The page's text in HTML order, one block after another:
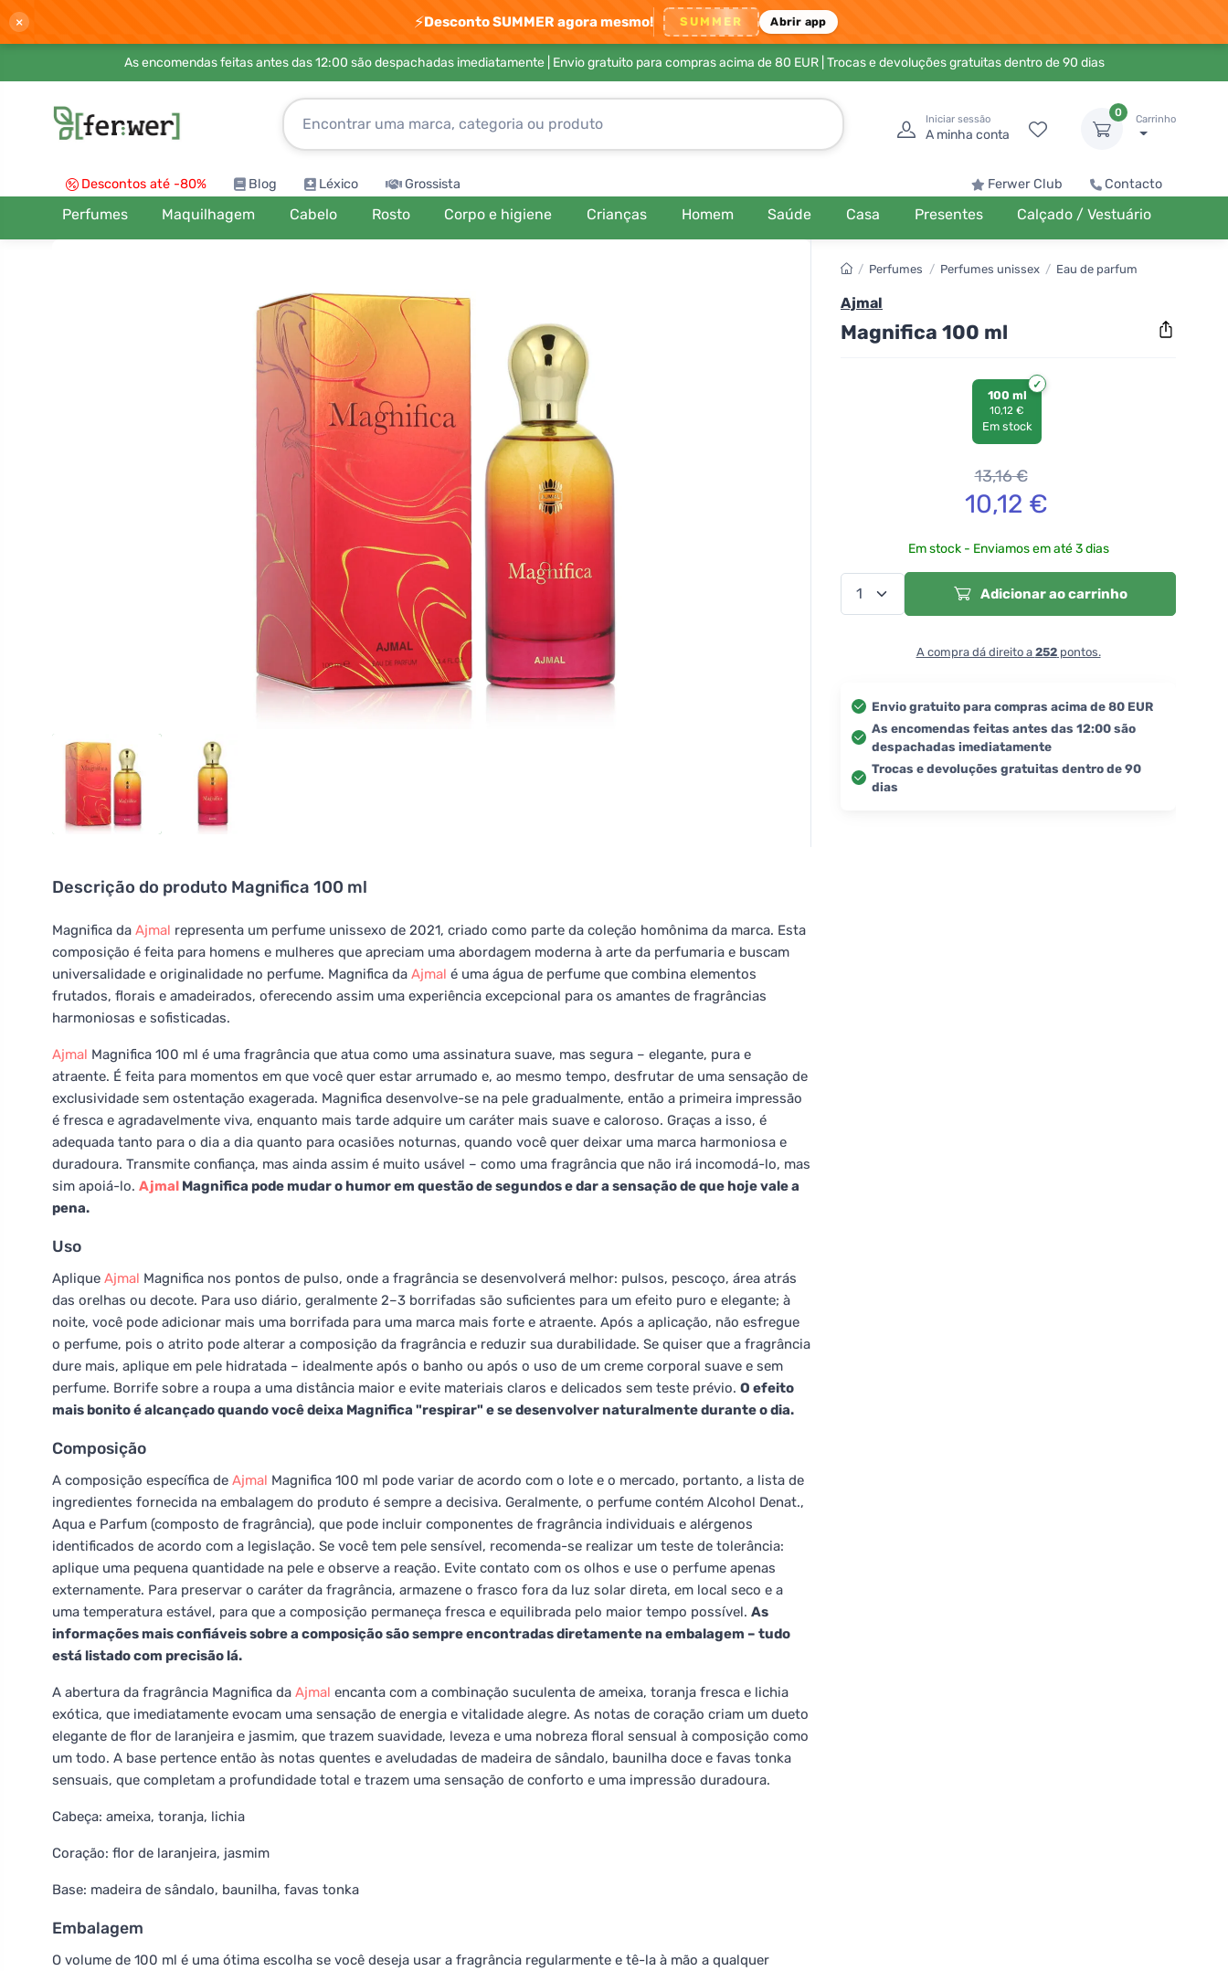
× ⚡Desconto SUMMER agora mesmo! SUMMER Abrir app
As encomendas feitas antes das 12:00 são despachadas imediatamente | Envio gratuito para compras acima de 80 EUR| Trocas e devoluções gratuitas dentro de 90 dias
Iniciar sessão
A minha conta
0
Carrinho
Descontos até -80% Blog Léxico Grossista Ferwer Club Contacto
Perfumes Maquilhagem Cabelo Rosto Corpo e higiene Crianças Homem Saúde Casa Presentes Calçado / Vestuário
Descrição do produto Magnifica 100 ml
Magnifica da Ajmal representa um perfume unissexo de 2021, criado como parte da coleção homônima da marca. Esta
composição é feita para homens e mulheres que apreciam uma abordagem moderna à arte da perfumaria e buscam
universalidade e originalidade no perfume. Magnifica da Ajmal é uma água de perfume que combina elementos
frutados, florais e amadeirados, oferecendo assim uma experiência excepcional para os amantes de fragrâncias
harmoniosas e sofisticadas.
Ajmal Magnifica 100 ml é uma fragrância que atua como uma assinatura suave, mas segura – elegante, pura e
atraente. É feita para momentos em que você quer estar arrumado e, ao mesmo tempo, desfrutar de uma sensação de
exclusividade sem ostentação exagerada. Magnifica desenvolve-se na pele gradualmente, então a primeira impressão
é fresca e agradavelmente viva, enquanto mais tarde adquire um caráter mais suave e caloroso. Graças a isso, é
adequada tanto para o dia a dia quanto para ocasiões noturnas, quando você quer deixar uma marca harmoniosa e
duradoura. Transmite confiança, mas ainda assim é muito usável – como uma fragrância que não irá incomodá-lo, mas
sim apoiá-lo. Ajmal Magnifica pode mudar o humor em questão de segundos e dar a sensação de que hoje vale a
pena.
Uso
Aplique Ajmal Magnifica nos pontos de pulso, onde a fragrância se desenvolverá melhor: pulsos, pescoço, área atrás
das orelhas ou decote. Para uso diário, geralmente 2–3 borrifadas são suficientes para um efeito puro e elegante; à
noite, você pode adicionar mais uma borrifada para uma marca mais forte e atraente. Após a aplicação, não esfregue
o perfume, pois o atrito pode alterar a composição da fragrância e reduzir sua durabilidade. Se quiser que a fragrância
dure mais, aplique em pele hidratada – idealmente após o banho ou após o uso de um creme corporal suave e sem
perfume. Borrife sobre a roupa a uma distância maior e evite materiais claros e delicados sem teste prévio. O efeito
mais bonito é alcançado quando você deixa Magnifica "respirar" e se desenvolver naturalmente durante o dia.
Composição
A composição específica de Ajmal Magnifica 100 ml pode variar de acordo com o lote e o mercado, portanto, a lista de
ingredientes fornecida na embalagem do produto é sempre a decisiva. Geralmente, o perfume contém Alcohol Denat.,
Aqua e Parfum (composto de fragrância), que pode incluir componentes de fragrância individuais e alérgenos
identificados de acordo com a legislação. Se você tem pele sensível, recomenda-se realizar um teste de tolerância:
aplique uma pequena quantidade na pele e observe a reação. Evite contato com os olhos e use o perfume apenas
externamente. Para preservar o caráter da fragrância, armazene o frasco fora da luz solar direta, em local seco e a
uma temperatura estável, para que a composição permaneça fresca e equilibrada pelo maior tempo possível. As
informações mais confiáveis sobre a composição são sempre encontradas diretamente na embalagem – tudo
está listado com precisão lá.
A abertura da fragrância Magnifica da Ajmal encanta com a combinação suculenta de ameixa, toranja fresca e lichia
exótica, que imediatamente evocam uma sensação de energia e vitalidade alegre. As notas de coração criam um dueto
elegante de flor de laranjeira e jasmim, que trazem suavidade, leveza e uma nobreza floral sensual à composição como
um todo. A base pertence então às notas quentes e aveludadas de madeira de sândalo, baunilha doce e favas tonka
sensuais, que completam a profundidade total e trazem uma sensação de conforto e uma impressão duradoura.
Cabeça: ameixa, toranja, lichia
Coração: flor de laranjeira, jasmim
Base: madeira de sândalo, baunilha, favas tonka
Embalagem
O volume de 100 ml é uma ótima escolha se você deseja usar a fragrância regularmente e tê-la à mão a qualquer
/ Perfumes / Perfumes unissex / Eau de parfum
Ajmal
Magnifica 100 ml
100 ml
10,12 €
Em stock
13,16€
10,12 €
Em stock - Enviamos em até 3 dias
Adicionar ao carrinho
A compra dá direito a 252pontos.
Envio gratuito para compras acima de 80 EUR
As encomendas feitas antes das 12:00 são
despachadas imediatamente
Trocas e devoluções gratuitas dentro de 90
dias